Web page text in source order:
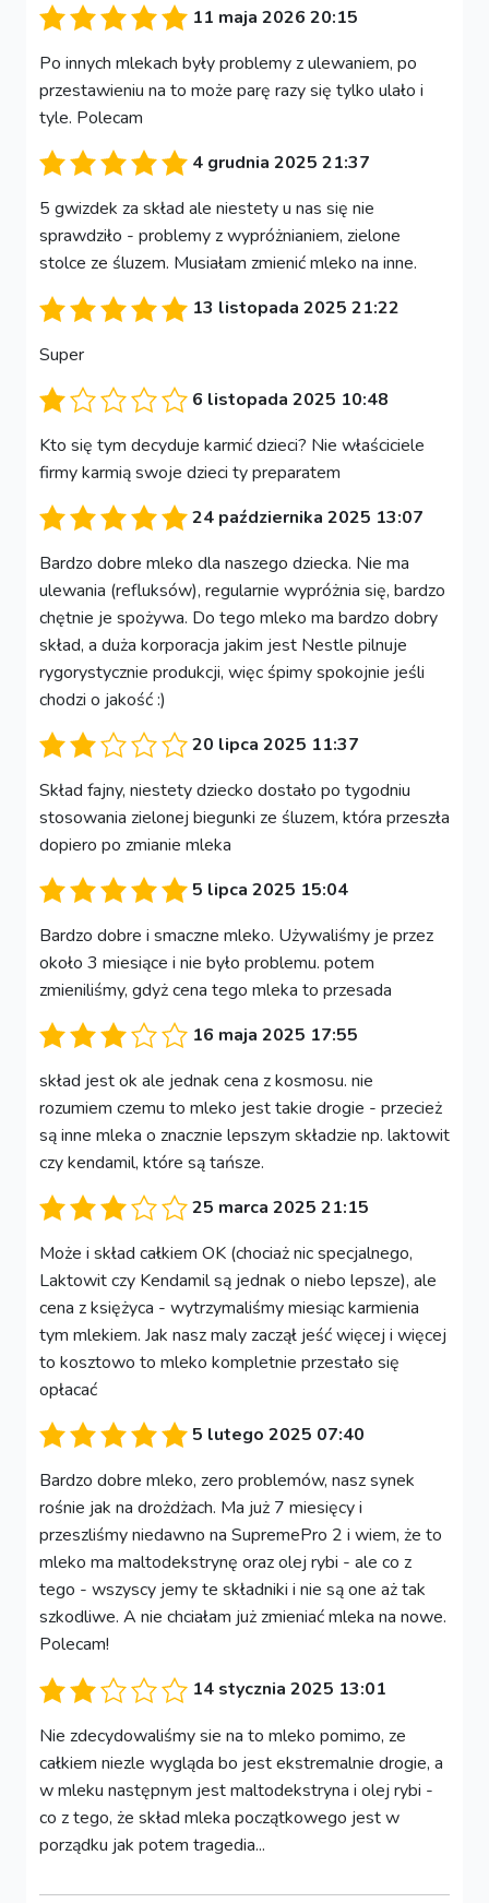
11 maja 2026 20:15
Po innych mlekach były problemy z ulewaniem, po
przestawieniu na to może parę razy się tylko ulało i
tyle. Polecam
4 grudnia 2025 21:37
5 gwizdek za skład ale niestety u nas się nie
sprawdziło - problemy z wypróżnianiem, zielone
stolce ze śluzem. Musiałam zmienić mleko na inne.
13 listopada 2025 21:22
Super
6 listopada 2025 10:48
Kto się tym decyduje karmić dzieci? Nie właściciele
firmy karmią swoje dzieci ty preparatem
24 października 2025 13:07
Bardzo dobre mleko dla naszego dziecka. Nie ma
ulewania (refluksów), regularnie wypróżnia się, bardzo
chętnie je spożywa. Do tego mleko ma bardzo dobry
skład, a duża korporacja jakim jest Nestle pilnuje
rygorystycznie produkcji, więc śpimy spokojnie jeśli
chodzi o jakość :)
20 lipca 2025 11:37
Skład fajny, niestety dziecko dostało po tygodniu
stosowania zielonej biegunki ze śluzem, która przeszła
dopiero po zmianie mleka
5 lipca 2025 15:04
Bardzo dobre i smaczne mleko. Używaliśmy je przez
około 3 miesiące i nie było problemu. potem
zmieniliśmy, gdyż cena tego mleka to przesada
16 maja 2025 17:55
skład jest ok ale jednak cena z kosmosu. nie
rozumiem czemu to mleko jest takie drogie - przecież
są inne mleka o znacznie lepszym składzie np. laktowit
czy kendamil, które są tańsze.
25 marca 2025 21:15
Może i skład całkiem OK (chociaż nic specjalnego,
Laktowit czy Kendamil są jednak o niebo lepsze), ale
cena z księżyca - wytrzymaliśmy miesiąc karmienia
tym mlekiem. Jak nasz maly zaczął jeść więcej i więcej
to kosztowo to mleko kompletnie przestało się
opłacać
5 lutego 2025 07:40
Bardzo dobre mleko, zero problemów, nasz synek
rośnie jak na drożdżach. Ma już 7 miesięcy i
przeszliśmy niedawno na SupremePro 2 i wiem, że to
mleko ma maltodekstrynę oraz olej rybi - ale co z
tego - wszyscy jemy te składniki i nie są one aż tak
szkodliwe. A nie chciałam już zmieniać mleka na nowe.
Polecam!
14 stycznia 2025 13:01
Nie zdecydowaliśmy sie na to mleko pomimo, ze
całkiem niezle wygląda bo jest ekstremalnie drogie, a
w mleku następnym jest maltodekstryna i olej rybi -
co z tego, że skład mleka początkowego jest w
porządku jak potem tragedia...